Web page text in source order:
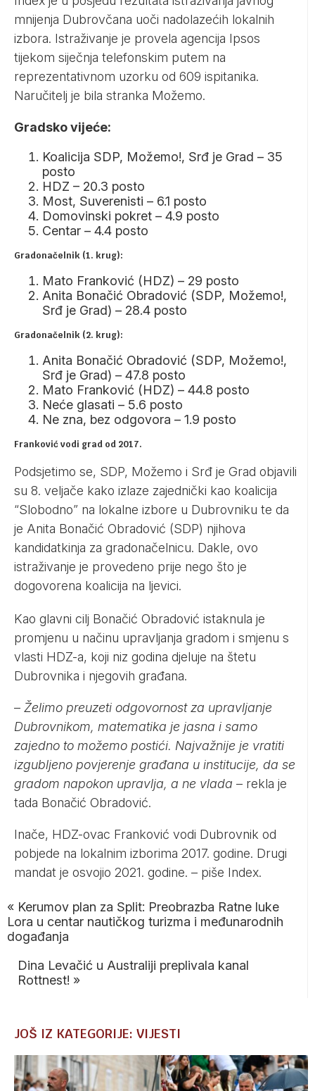
mnijenja Dubrovčana uoči nadolazećih lokalnih
izbora. Istraživanje je provela agencija Ipsos
tijekom siječnja telefonskim putem na
reprezentativnom uzorku od 609 ispitanika.
Naručitelj je bila stranka Možemo.
Gradsko vijeće:
Koalicija SDP, Možemo!, Srđ je Grad – 35
posto
HDZ – 20.3 posto
Most, Suverenisti – 6.1 posto
Domovinski pokret – 4.9 posto
Centar – 4.4 posto
Gradonačelnik (1. krug):
Mato Franković (HDZ) – 29 posto
Anita Bonačić Obradović (SDP, Možemo!,
Srđ je Grad) – 28.4 posto
Gradonačelnik (2. krug):
Anita Bonačić Obradović (SDP, Možemo!,
Srđ je Grad) – 47.8 posto
Mato Franković (HDZ) – 44.8 posto
Neće glasati – 5.6 posto
Ne zna, bez odgovora – 1.9 posto
Franković vodi grad od 2017.
Podsjetimo se, SDP, Možemo i Srđ je Grad objavili
su 8. veljače kako izlaze zajednički kao koalicija
“Slobodno” na lokalne izbore u Dubrovniku te da
je Anita Bonačić Obradović (SDP) njihova
kandidatkinja za gradonačelnicu. Dakle, ovo
istraživanje je provedeno prije nego što je
dogovorena koalicija na ljevici.
Kao glavni cilj Bonačić Obradović istaknula je
promjenu u načinu upravljanja gradom i smjenu s
vlasti HDZ-a, koji niz godina djeluje na štetu
Dubrovnika i njegovih građana.
– Želimo preuzeti odgovornost za upravljanje
Dubrovnikom, matematika je jasna i samo
zajedno to možemo postići. Najvažnije je vratiti
izgubljeno povjerenje građana u institucije, da se
gradom napokon upravlja, a ne vlada – rekla je
tada Bonačić Obradović.
Inače, HDZ-ovac Franković vodi Dubrovnik od
pobjede na lokalnim izborima 2017. godine. Drugi
mandat je osvojio 2021. godine. – piše Index.
« Kerumov plan za Split: Preobrazba Ratne luke
Lora u centar nautičkog turizma i međunarodnih
događanja
Dina Levačić u Australiji preplivala kanal
Rottnest! »
JOŠ IZ KATEGORIJE: VIJESTI